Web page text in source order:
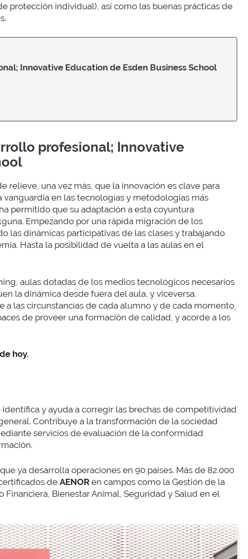
protección individual), así como las buenas prácticas de
Innovative Education de Esden Business School
profesional; Innovative
relieve, una vez más, que la innovación es clave para
vanguardia en las tecnologías y metodologías más
permitido que su adaptación a esta coyuntura
Empezando por una rápida migración de los
las dinámicas participativas de las clases y trabajando
Hasta la posibilidad de vuelta a las aulas en el
aulas dotadas de los medios tecnológicos necesarios
la dinámica desde fuera del aula, y viceversa.
las circunstancias de cada alumno y de cada momento,
de proveer una formación de calidad, y acorde a los
hoy.
y ayuda a corregir las brechas de competitividad
Contribuye a la transformación de la sociedad
servicios de evaluación de la conformidad
ya desarrolla operaciones en 90 países. Más de 82.000
deAENOR en campos como la Gestión de la
Bienestar Animal, Seguridad y Salud en el